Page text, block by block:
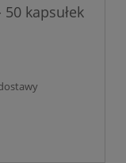
kapsułek